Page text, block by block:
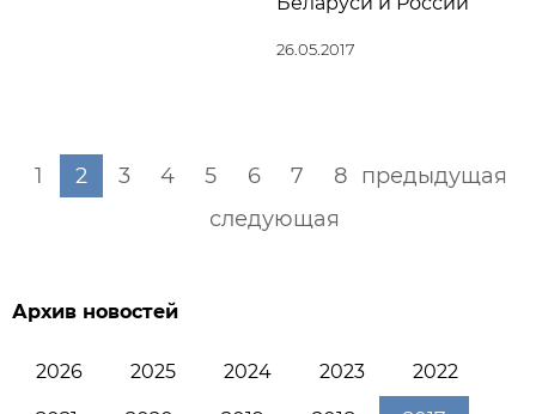
26.05.2017
предыдущая
1 2 3 4 5 6 7
8
следующая
Архив новостей
2026 2025 2024 2023 2022